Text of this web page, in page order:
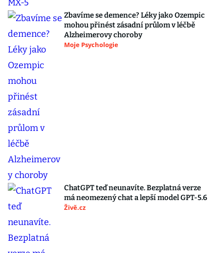
Zbavíme se demence? Léky jako Ozempic
mohou přinést zásadní průlom v léčbě
Alzheimerovy choroby
Moje Psychologie
ChatGPT teď neunavíte. Bezplatná verze
má neomezený chat a lepší model GPT-5.6
Živě.cz